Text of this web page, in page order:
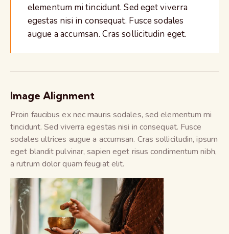
elementum mi tincidunt. Sed eget viverra
egestas nisi in consequat. Fusce sodales
augue a accumsan. Cras sollicitudin eget.
Image Alignment
Proin faucibus ex nec mauris sodales, sed elementum mi
tincidunt. Sed viverra egestas nisi in consequat. Fusce
sodales ultrices augue a accumsan. Cras sollicitudin, ipsum
eget blandit pulvinar, sapien eget risus condimentum nibh,
a rutrum dolor quam feugiat elit.